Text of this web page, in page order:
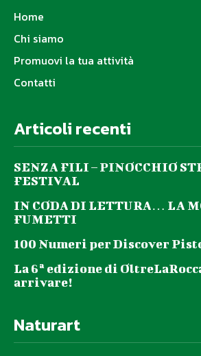
Home
Chi siamo
Promuovi la tua attività
Contatti
Articoli recenti
SENZA FILI – PINOCCHIO
FESTIVAL
IN CODA DI LETTURA… LA
FUMETTI
100 Numeri per Discover
La 6ª edizione di
arrivare!
Naturart